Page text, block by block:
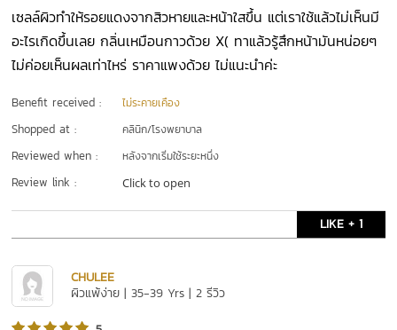
เซลล์ผิวทำให้รอยแดงจากสิวหายและหน้าใสขึ้น แต่เราใช้แล้วไม่เห็นมี
อะไรเกิดขึ้นเลย กลิ่นเหมือนกาวด้วย X( ทาแล้วรู้สึกหน้ามันหน่อยๆ
ไม่ค่อยเห็นผลเท่าไหร่ ราคาแพงด้วย ไม่แนะนำค่ะ
Benefit received : ไม่ระคายเคือง
Shopped at : คลินิก/โรงพยาบาล
Reviewed when : หลังจากเริ่มใช้ระยะหนึ่ง
Review link : Click to open
LIKE + 1
CHULEE
ผิวแพ้ง่าย | 35-39 Yrs | 2 รีวิว